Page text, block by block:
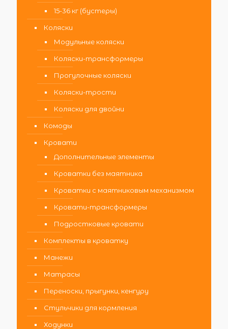
15-36 кг (бустеры)
Коляски
Модульные коляски
Коляски-трансформеры
Прогулочные коляски
Коляски-трости
Коляски для двойни
Комоды
Кровати
Дополнительные элементы
Кроватки без маятника
Кроватки с маятниковым механизмом
Кровати-трансформеры
Подростковые кровати
Комплекты в кроватку
Манежи
Матрасы
Переноски, прыгунки, кенгуру
Стульчики для кормления
Ходунки